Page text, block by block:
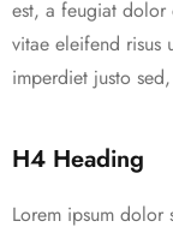
est, a feugiat
vitae eleifend risus
imperdiet justo
H4 Heading
Lorem ipsum dolor